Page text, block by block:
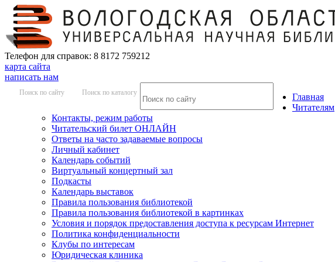
Телефон для справок: 8 8172 759212
карта сайта
написать нам
Поиск по сайту Поиск по каталогу
Главная
Читателям
Контакты, режим работы
Читательский билет ОНЛАЙН
Ответы на часто задаваемые вопросы
Личный кабинет
Календарь событий
Виртуальный концертный зал
Подкасты
Календарь выставок
Правила пользования библиотекой
Правила пользования библиотекой в картинках
Условия и порядок предоставления доступа к ресурсам Интернет
Политика конфиденциальности
Клубы по интересам
Юридическая клиника